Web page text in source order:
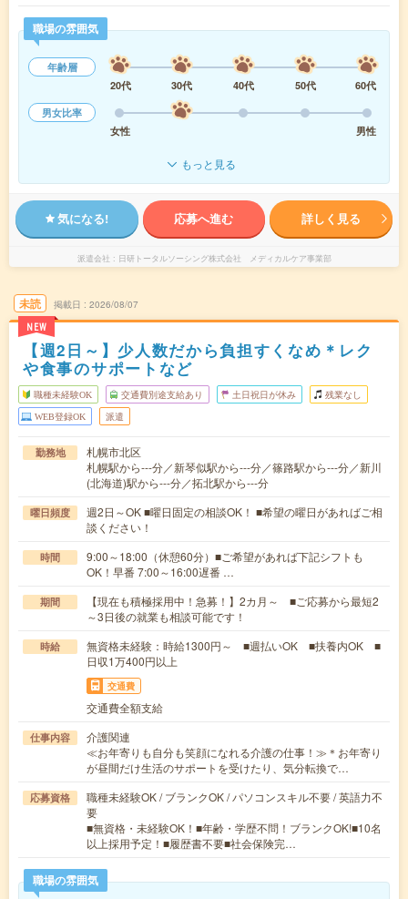
職場の雰囲気
年齢層
20代
30代 40代 50代
60代
男女比率
女性
男性
もっと見る
気になる! 応募へ進む 詳しく見る
派遣会社 日研トータルソーシング株式会社 メディカルケア事業部
未読
NEW
掲載日 2026/08/07
【週2日～】少人数だから負担すくなめ＊レク
や食事のサポートなど
職種未経験OK 交通費別途支給あり 土日祝日が休み 残業なし
WEB登録OK 派遣
勤務地
札幌市北区
札幌駅から---分／新琴似駅から---分／篠路駅から---分／新川
(北海道)駅から---分／拓北駅から---分
曜日頻度
週2日～OK ■曜日固定の相談OK！ ■希望の曜日があればご相
談ください！
時間
9:00～18:00（休憩60分）■ご希望があれば下記シフトも
OK！早番 7:00～16:00遅番 …
期間
【現在も積極採用中！急募！】2カ月～ ■ご応募から最短2
～3日後の就業も相談可能です！
時給
無資格未経験：時給1300円～ ■週払いOK ■扶養内OK ■
日収1万400円以上
交通費
交通費全額支給
仕事内容
介護関連
≪お年寄りも自分も笑顔になれる介護の仕事！≫＊お年寄り
が昼間だけ生活のサポートを受けたり、気分転換で…
応募資格
職種未経験OK / ブランクOK / パソコンスキル不要 / 英語力不
要
■無資格・未経験OK！■年齢・学歴不問！ブランクOK!■10名
以上採用予定！■履歴書不要■社会保険完…
職場の雰囲気